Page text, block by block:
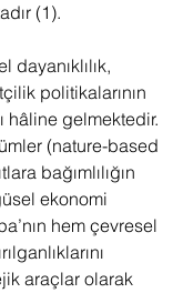
(1).
dayanıklılık,
politikalarının
hâline gelmektedir.
(nature-based
bağımlılığın
ekonomi
hem çevresel
araçlar olarak